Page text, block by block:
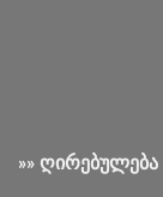
»» ღირებულება